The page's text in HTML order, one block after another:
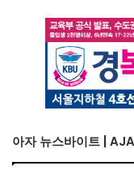
아자 뉴스바이트 |